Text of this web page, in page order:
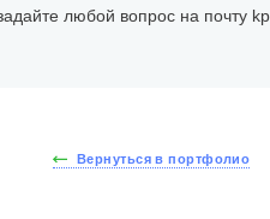
любой вопрос на почту
Вернуться в портфолио